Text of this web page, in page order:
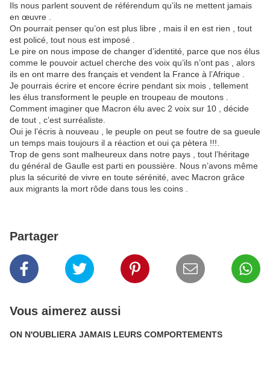
Ils nous parlent souvent de référendum qu’ils ne mettent jamais
en œuvre .
On pourrait penser qu’on est plus libre , mais il en est rien , tout
est policé, tout nous est imposé .
Le pire on nous impose de changer d’identité, parce que nos élus
comme le pouvoir actuel cherche des voix qu’ils n’ont pas , alors
ils en ont marre des français et vendent la France à l’Afrique .
Je pourrais écrire et encore écrire pendant six mois , tellement
les élus transforment le peuple en troupeau de moutons .
Comment imaginer que Macron élu avec 2 voix sur 10 , décide
de tout , c’est surréaliste.
Oui je l’écris à nouveau , le peuple on peut se foutre de sa gueule
un temps mais toujours il a réaction et oui ça pètera !!!.
Trop de gens sont malheureux dans notre pays , tout l’héritage
du général de Gaulle est parti en poussière. Nous n’avons même
plus la sécurité de vivre en toute sérénité, avec Macron grâce
aux migrants la mort rôde dans tous les coins .
Partager
Vous aimerez aussi
ON N'OUBLIERA JAMAIS LEURS COMPORTEMENTS